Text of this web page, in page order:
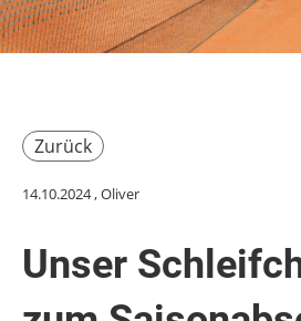
Zurück
14.10.2024, Oliver
Unser